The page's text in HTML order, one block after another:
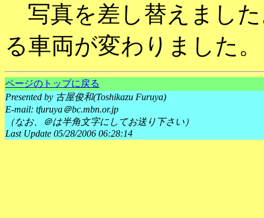
写真を差し替えまし
る車両が変わりました。
ページのトップに戻る
Presented by 古屋俊和(Toshikazu Furuya)
E-mail: tfuruya＠bc.mbn.or.jp
（なお、＠は半角文字にしてお送り下さい）
Last Update 05/28/2006 06:28:14